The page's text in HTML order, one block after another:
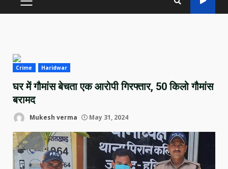
PRIMARY
Crime Haridwar
घर में गौमांस बेचता एक आरोपी गिरफ्तार, 50 किलो गौमांस
बरामद
Mukesh verma May 31, 2024